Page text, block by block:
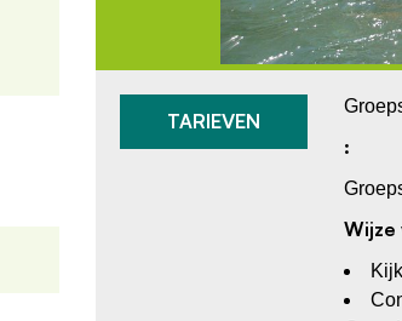
TARIEVEN
:
Wijze